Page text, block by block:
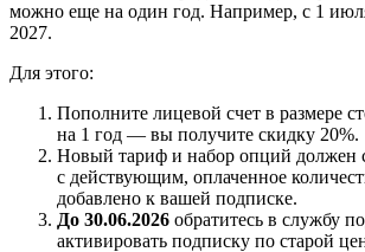
можно еще на один год. Например, с 1
2027.
Для этого:
Пополните лицевой счет в размере
на 1 год — вы получите скидку 20%.
Новый тариф и набор опций должен
с действующим, оплаченное
добавлено к вашей подписке.
До 30.06.2026 обратитесь в службу
активировать подписку по старой